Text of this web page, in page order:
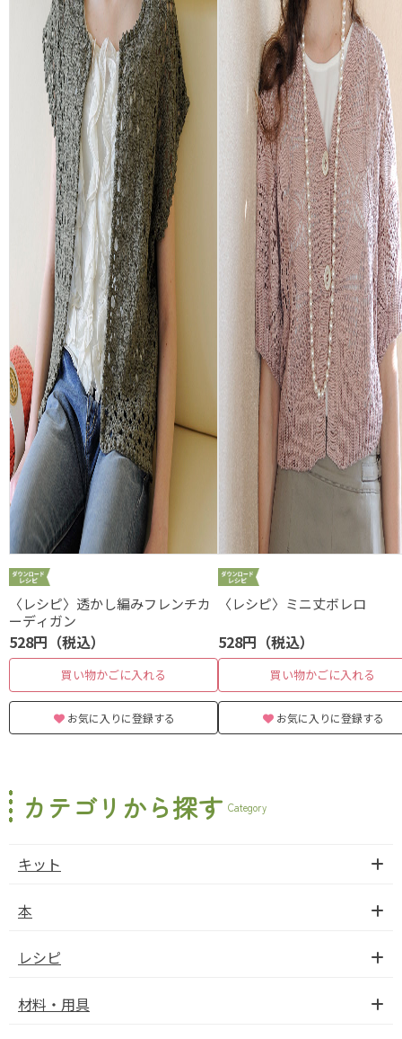
〈レシピ〉透かし編みフレンチカ
ーディガン
528円（税込）
買い物かごに入れる
お気に入りに登録する
〈レシピ〉ミニ丈ボレロ
528円（税込）
買い物かごに入れる
お気に入りに登録する
カテゴリから探す Category
キット
本
レシピ
材料・用具